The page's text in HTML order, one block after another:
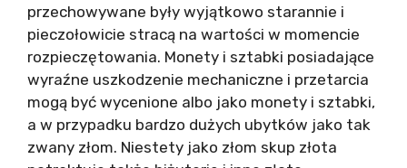
przechowywane były wyjątkowo starannie i
pieczołowicie stracą na wartości w momencie
rozpieczętowania. Monety i sztabki posiadające
wyraźne uszkodzenie mechaniczne i przetarcia
mogą być wycenione albo jako monety i sztabki,
a w przypadku bardzo dużych ubytków jako tak
zwany złom. Niestety jako złom skup złota